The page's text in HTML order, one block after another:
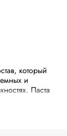
который
и
Паста
на холсте,